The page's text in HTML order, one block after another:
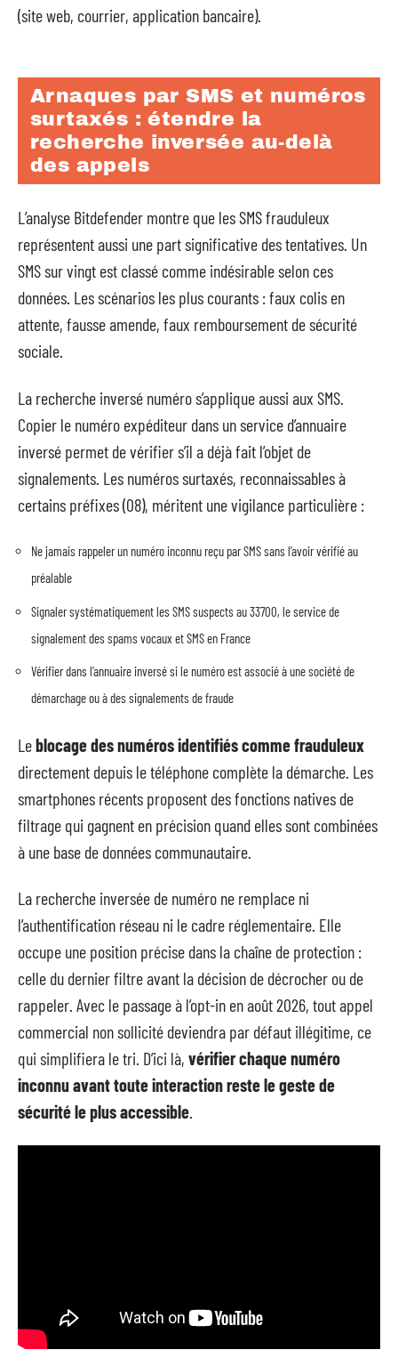
(site web, courrier, application bancaire).
Arnaques par SMS et numéros
surtaxés : étendre la
recherche inversée au-delà
des appels
L’analyse Bitdefender montre que les SMS frauduleux
représentent aussi une part significative des tentatives. Un
SMS sur vingt est classé comme indésirable selon ces
données. Les scénarios les plus courants : faux colis en
attente, fausse amende, faux remboursement de sécurité
sociale.
La recherche inversé numéro s’applique aussi aux SMS.
Copier le numéro expéditeur dans un service d’annuaire
inversé permet de vérifier s’il a déjà fait l’objet de
signalements. Les numéros surtaxés, reconnaissables à
certains préfixes (08), méritent une vigilance particulière :
Ne jamais rappeler un numéro inconnu reçu par SMS sans l’avoir vérifié au
préalable
Signaler systématiquement les SMS suspects au 33700, le service de
signalement des spams vocaux et SMS en France
Vérifier dans l’annuaire inversé si le numéro est associé à une société de
démarchage ou à des signalements de fraude
Leblocage des numéros identifiés comme frauduleux
directement depuis le téléphone complète la démarche. Les
smartphones récents proposent des fonctions natives de
filtrage qui gagnent en précision quand elles sont combinées
à une base de données communautaire.
La recherche inversée de numéro ne remplace ni
l’authentification réseau ni le cadre réglementaire. Elle
occupe une position précise dans la chaîne de protection :
celle du dernier filtre avant la décision de décrocher ou de
rappeler. Avec le passage à l’opt-in en août 2026, tout appel
commercial non sollicité deviendra par défaut illégitime, ce
qui simplifiera le tri. D’ici là, vérifier chaque numéro
inconnu avant toute interaction reste le geste de
sécurité le plus accessible.